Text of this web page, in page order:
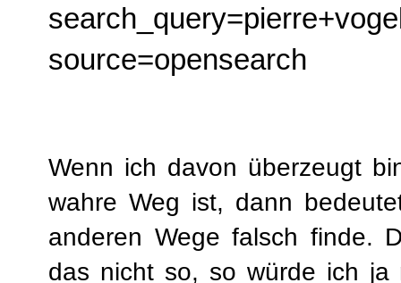
source=opensearch
Wenn ich davon überzeugt
wahre Weg ist, dann
anderen Wege falsch finde.
das nicht so, so würde ich